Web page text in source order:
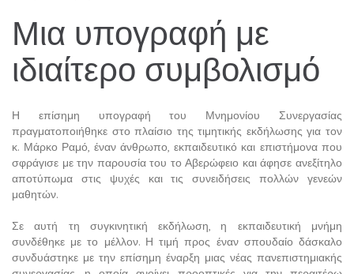
Μια υπογραφή με
ιδιαίτερο συμβολισμό
Η επίσημη υπογραφή του Μνημονίου Συνεργασίας
πραγματοποιήθηκε στο πλαίσιο της τιμητικής εκδήλωσης για τον
κ. Μάρκο Ραμό, έναν άνθρωπο, εκπαιδευτικό και επιστήμονα που
σφράγισε με την παρουσία του το Αβερώφειο και άφησε ανεξίτηλο
αποτύπωμα στις ψυχές και τις συνειδήσεις πολλών γενεών
μαθητών.
Σε αυτή τη συγκινητική εκδήλωση, η εκπαιδευτική μνήμη
συνδέθηκε με το μέλλον. Η τιμή προς έναν σπουδαίο δάσκαλο
συνδυάστηκε με την επίσημη έναρξη μιας νέας πανεπιστημιακής